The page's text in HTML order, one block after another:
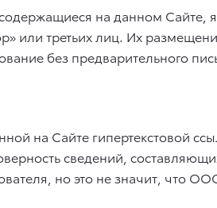
на данном Сайте,
третьих лиц. Их
без предварительного
на Сайте гипертекстовой
сведений,
но это не значит, что